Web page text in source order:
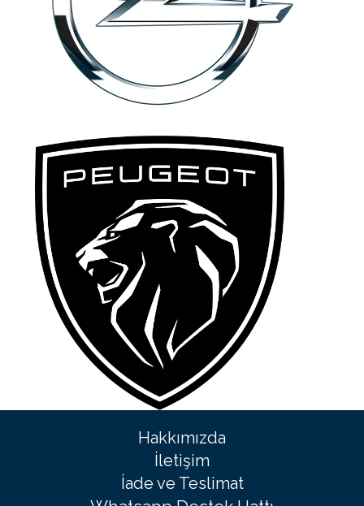
Hakkımızda
İletişim
İade ve Teslimat